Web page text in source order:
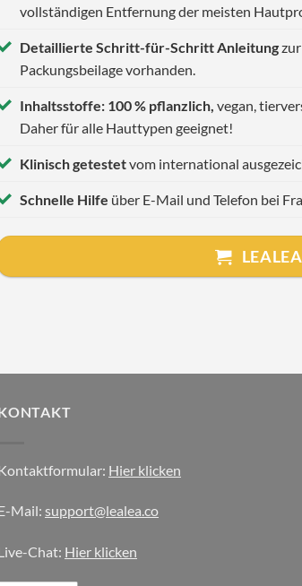
vollständigen Entfernung der meisten
Detaillierte Schritt-für-Schritt Anleitung
Packungsbeilage vorhanden.
Inhaltsstoffe: 100 % pflanzlich, vegan,
Daher für alle Hauttypen geeignet!
Klinisch getestetvom international
Schnelle Hilfe über E-Mail und Telefon bei
Hier klicken
Mail: support@lealea.co
Chat: Hier klicken